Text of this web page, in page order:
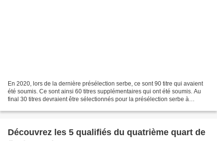
En 2020, lors de la dernière présélection serbe, ce sont 90 titre qui avaient
été soumis. Ce sont ainsi 60 titres supplémentaires qui ont été soumis. Au
final 30 titres devraient être sélectionnés pour la présélection serbe à
Découvrez les 5 qualifiés du quatrième quart de